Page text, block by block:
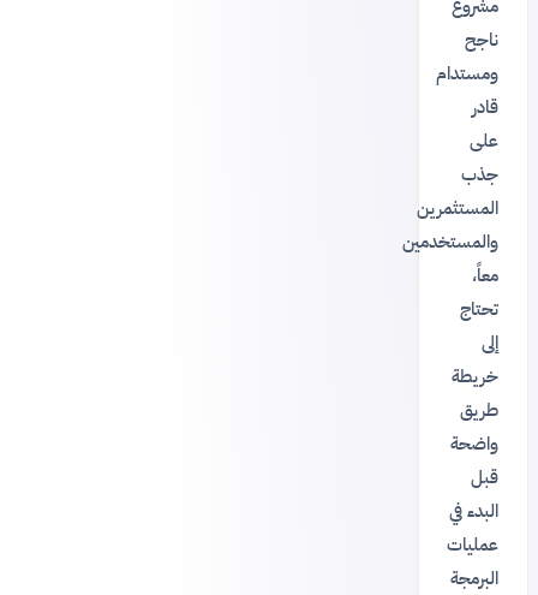
مشروع
ناجح
ومستدام
قادر
على
جذب
المستثمرين
والمستخدمين
معاً،
تحتاج
إلى
خريطة
طريق
واضحة
قبل
البدء في
عمليات
البرمجة